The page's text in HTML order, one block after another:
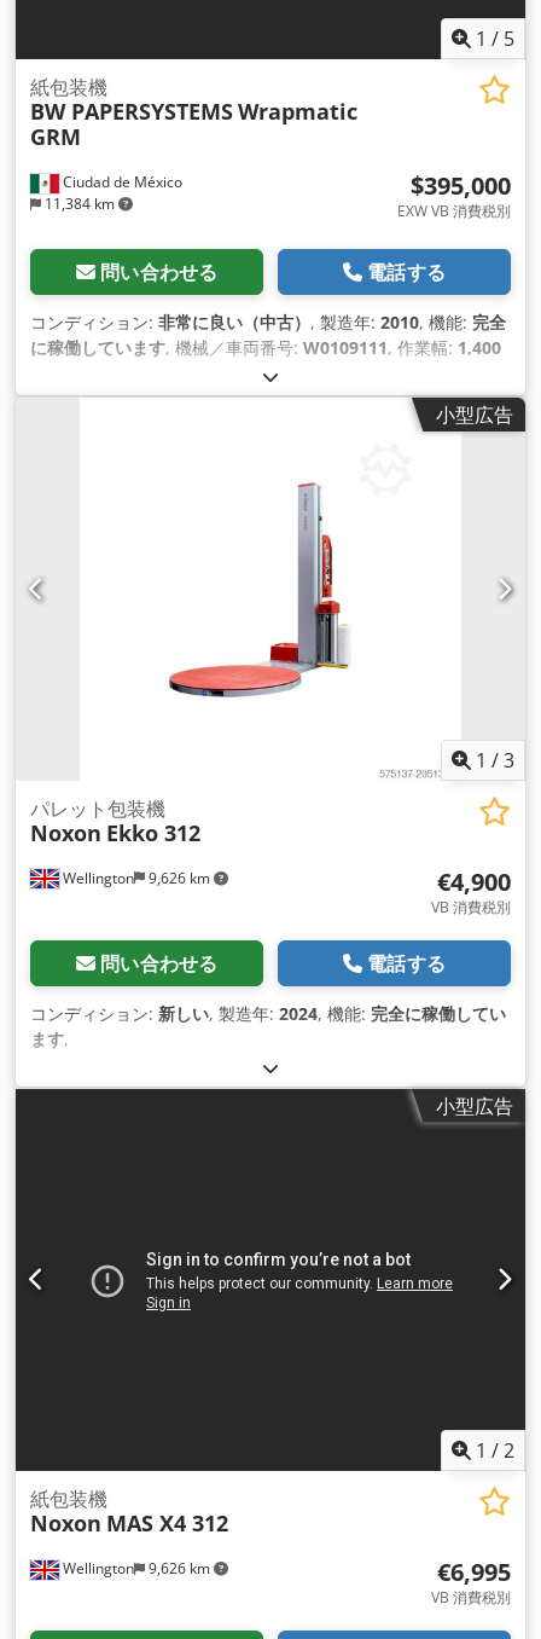
1 / 5
Ciudad de México
11,384 km
紙包装機
BW PAPERSYSTEMSWrapmatic
GRM
$395,000
EXW VB 消費税別
問い合わせる 電話する
コンディション: 非常に良い（中古） , 製造年: 2010, 機能: 完全
に稼働しています, 機械／車両番号: W0109111, 作業幅: 1,400
1,800 mm, 製品高さ（最大）:
小型広告
1 /3
Wellington 9,626 km
パレット包装機
Noxon Ekko 312
€4,900
VB 消費税別
問い合わせる 電話する
コンディション: 新しい, 製造年: 2024, 機能: 完全に稼働してい
ます,
小型広告
1 /2
Wellington 9,626 km
紙包装機
Noxon MAS X4 312
€6,995
VB 消費税別